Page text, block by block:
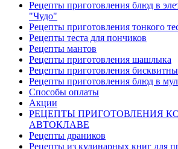
Рецепты приготовления блюд в
"Чудо"
Рецепты приготовления тонкого
Рецепты теста для пончиков
Рецепты мантов
Рецепты приготовления шашлыка
Рецепты приготовления
Рецепты приготовления блюд в
Способы оплаты
Акции
РЕЦЕПТЫ ПРИГОТОВЛЕНИЯ
АВТОКЛАВЕ
Рецепты драников
Рецепты из кулинарных книг для